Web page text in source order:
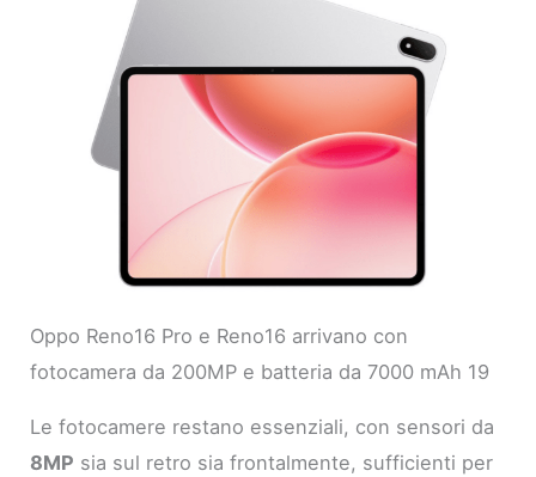
Oppo Reno16 Pro e Reno16 arrivano con
fotocamera da 200MP e batteria da 7000 mAh 19
Le fotocamere restano essenziali, con sensori da
8MP sia sul retro sia frontalmente, sufficienti per